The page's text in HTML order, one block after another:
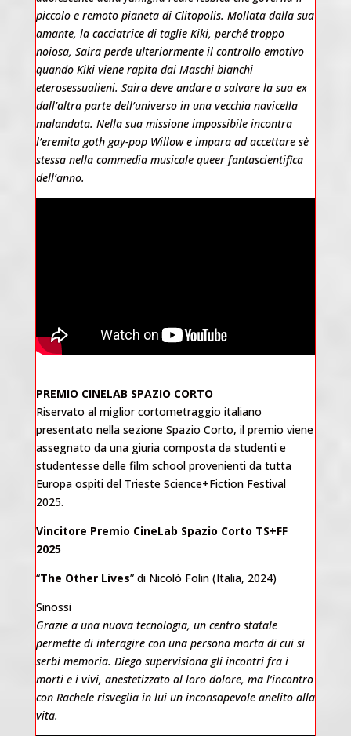
piccolo e remoto pianeta di Clitopolis. Mollata dalla sua
amante, la cacciatrice di taglie Kiki, perché troppo
noiosa, Saira perde ulteriormente il controllo emotivo
quando Kiki viene rapita dai Maschi bianchi
eterosessualieni. Saira deve andare a salvare la sua ex
dall’altra parte dell’universo in una vecchia navicella
malandata. Nella sua missione impossibile incontra
l’eremita goth gay-pop Willow e impara ad accettare sè
stessa nella commedia musicale queer fantascientifica
dell’anno.
PREMIO CINELAB SPAZIO CORTO
Riservato al miglior cortometraggio italiano
presentato nella sezione Spazio Corto, il premio viene
assegnato da una giuria composta da studenti e
studentesse delle film school provenienti da tutta
Europa ospiti del Trieste Science+Fiction Festival
2025.
Vincitore Premio CineLab Spazio Corto TS+FF
2025
“The Other Lives” di Nicolò Folin (Italia, 2024)
Sinossi
Grazie a una nuova tecnologia, un centro statale
permette di interagire con una persona morta di cui si
serbi memoria. Diego supervisiona gli incontri fra i
morti e i vivi, anestetizzato al loro dolore, ma l’incontro
con Rachele risveglia in lui un inconsapevole anelito alla
vita.